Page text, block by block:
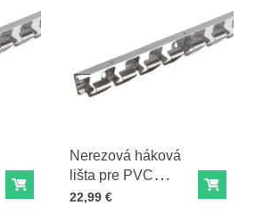
Do košíka
Nerezová háková
lišta pre PVC
závesy - 125cm
Cena s DPH
22,99 € Do